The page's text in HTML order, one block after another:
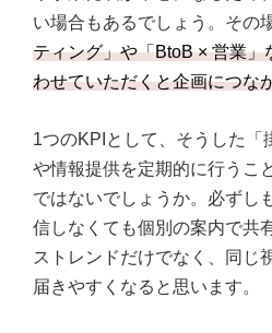
い場合もあるでしょう。その
ティング」や「BtoB × 営業
わせていただくと企画につな
1つのKPIとして、そうした「
や情報提供を定期的に行うこ
ではないでしょうか。必ずし
信しなくても個別の案内で共
ストレンドだけでなく、同じ
届きやすくなると思います。